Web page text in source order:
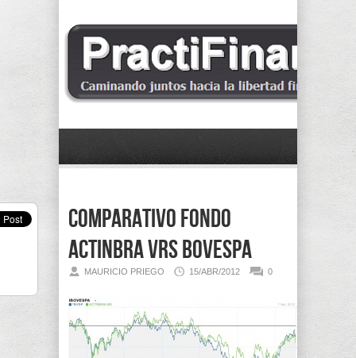
Comparativo fondo
ActinBRA vrs BOVESPA
MAURICIO PRIEGO 15/ABR/2012 0